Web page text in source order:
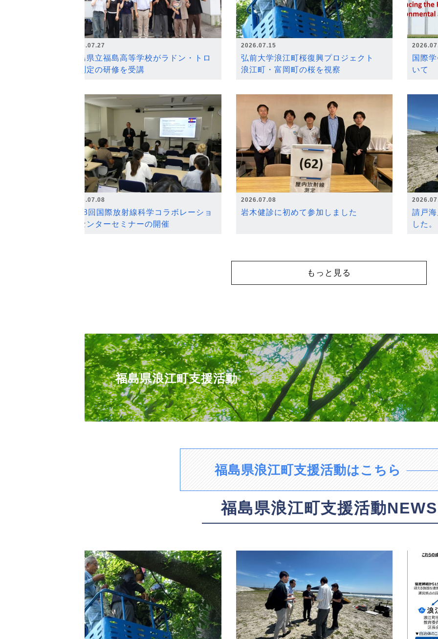
2026.07.27
福島県立福島高等学校がラドン・トロ
ン測定の研修を受講
2026.07.15
弘前大学浪江町桜復興プロジェクト
浪江町・富岡町の桜を視察
国際
いて
2026.07.08
第18回国際放射線科学コラボレーショ
ンセンターセミナーの開催
2026.07.08
岩木健診に初めて参加しました
請戸
した。
もっと見る
福島県浪江町支援活動
福島県浪江町支援活動はこちら
福島県浪江町支援活動NEWS